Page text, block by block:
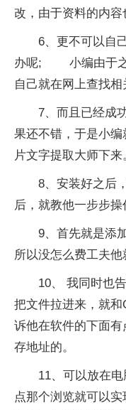
改，由于资料的内容
6、更不可以自
办呢; 小编由于之
自己就在网上查找相
7、而且已经成
果还不错，于是小
片文字提取大师下来
8、安装好之
后，就教他一步步操
9、首先就是添
所以没怎么费工夫他
10、 我同时也
把文件拉进来，就
诉他在软件的下面
存地址的。
11、可以放在
点那个浏览就可以